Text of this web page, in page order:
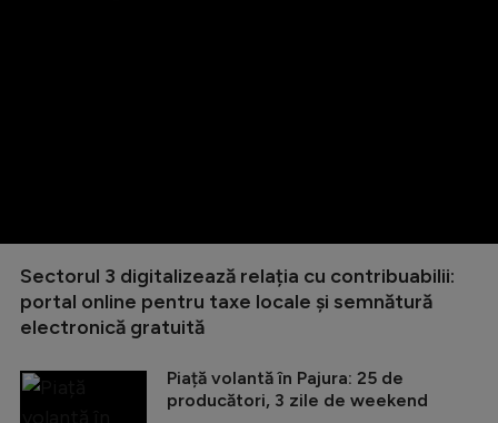
Sectorul 3 digitalizează relația cu contribuabilii:
portal online pentru taxe locale și semnătură
electronică gratuită
Piață volantă în Pajura: 25 de
producători, 3 zile de weekend